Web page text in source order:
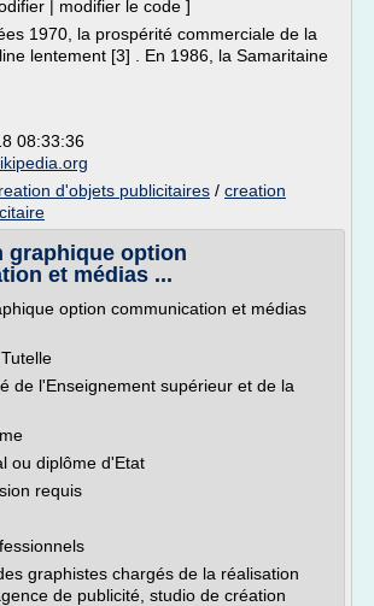
| modifier le code ]
1970, la prospérité commerciale de la
lentement [3] . En 1986, la Samaritaine
08:33:36
d'objets publicitaires / creation
graphique option
et médias ...
option communication et médias
de l'Enseignement supérieur et de la
ou diplôme d'Etat
requis
graphistes chargés de la réalisation
de publicité, studio de création